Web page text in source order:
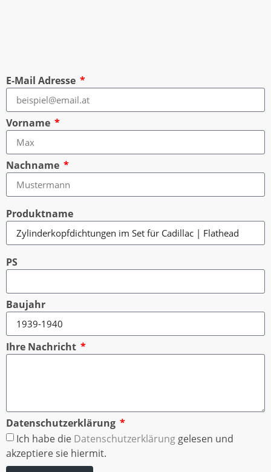
E-Mail Adresse
Vorname
Nachname
Produktname
PS
Baujahr
Ihre Nachricht
Datenschutzerklärung
Ich habe die Datenschutzerklärung gelesen und
akzeptiere sie hiermit.